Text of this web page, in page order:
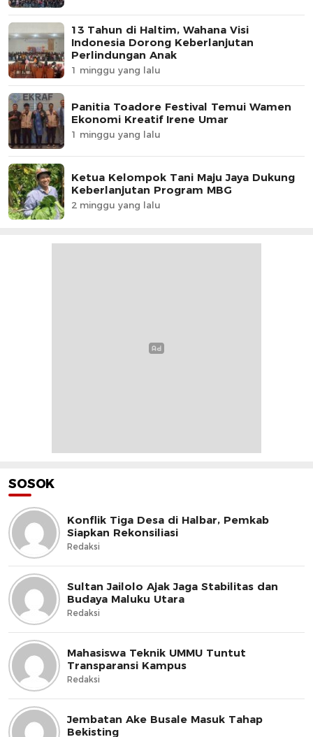
13 Tahun di Haltim, Wahana Visi
Indonesia Dorong Keberlanjutan
Perlindungan Anak
1 minggu yang lalu
Panitia Toadore Festival Temui Wamen
Ekonomi Kreatif Irene Umar
1 minggu yang lalu
Ketua Kelompok Tani Maju Jaya Dukung
Keberlanjutan Program MBG
2 minggu yang lalu
SOSOK
Konflik Tiga Desa di Halbar, Pemkab
Siapkan Rekonsiliasi
Redaksi
Sultan Jailolo Ajak Jaga Stabilitas dan
Budaya Maluku Utara
Redaksi
Mahasiswa Teknik UMMU Tuntut
Transparansi Kampus
Redaksi
Jembatan Ake Busale Masuk Tahap
Bekisting